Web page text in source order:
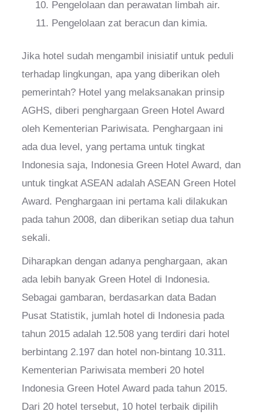
Pengelolaan dan perawatan limbah air.
Pengelolaan zat beracun dan kimia.
Jika hotel sudah mengambil inisiatif untuk peduli
terhadap lingkungan, apa yang diberikan oleh
pemerintah? Hotel yang melaksanakan prinsip
AGHS, diberi penghargaan Green Hotel Award
oleh Kementerian Pariwisata. Penghargaan ini
ada dua level, yang pertama untuk tingkat
Indonesia saja, Indonesia Green Hotel Award, dan
untuk tingkat ASEAN adalah ASEAN Green Hotel
Award. Penghargaan ini pertama kali dilakukan
pada tahun 2008, dan diberikan setiap dua tahun
sekali.
Diharapkan dengan adanya penghargaan, akan
ada lebih banyak Green Hotel di Indonesia.
Sebagai gambaran, berdasarkan data Badan
Pusat Statistik, jumlah hotel di Indonesia pada
tahun 2015 adalah 12.508 yang terdiri dari hotel
berbintang 2.197 dan hotel non-bintang 10.311.
Kementerian Pariwisata memberi 20 hotel
Indonesia Green Hotel Award pada tahun 2015.
Dari 20 hotel tersebut, 10 hotel terbaik dipilih